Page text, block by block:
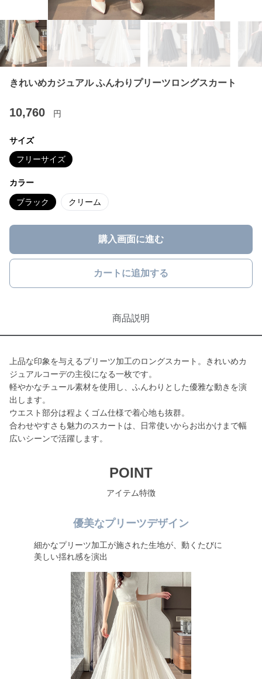
きれいめカジュアル ふんわりプリーツロングスカート
10,760 円
サイズ
フリーサイズ
カラー
ブラック クリーム
購入画面に進む
カートに追加する
商品説明
上品な印象を与えるプリーツ加工のロングスカート。きれいめカ
ジュアルコーデの主役になる一枚です。
軽やかなチュール素材を使用し、ふんわりとした優雅な動きを演
出します。
ウエスト部分は程よくゴム仕様で着心地も抜群。
合わせやすさも魅力のスカートは、日常使いからお出かけまで幅
広いシーンで活躍します。
POINT
アイテム特徴
優美なプリーツデザイン
細かなプリーツ加工が施された生地が、動くたびに
美しい揺れ感を演出